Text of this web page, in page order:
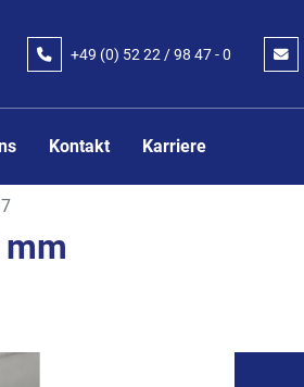
+49 (0) 52 22 / 98 47 - 0
Kontakt Karriere